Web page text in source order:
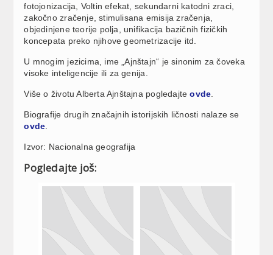
fotojonizacija, Voltin efekat, sekundarni katodni zraci,
zakočno zračenje, stimulisana emisija zračenja,
objedinjene teorije polja, unifikacija bazičnih fizičkih
koncepata preko njihove geometrizacije itd.
U mnogim jezicima, ime „Ajnštajn“ je sinonim za čoveka
visoke inteligencije ili za genija.
Više o životu Alberta Ajnštajna pogledajte ovde
Biografije drugih značajnih istorijskih ličnosti nalaze se
ovde
Izvor: Nacionalna geografija
Pogledajte još: